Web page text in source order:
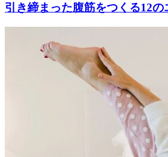
引き締まった腹筋をつくる12の